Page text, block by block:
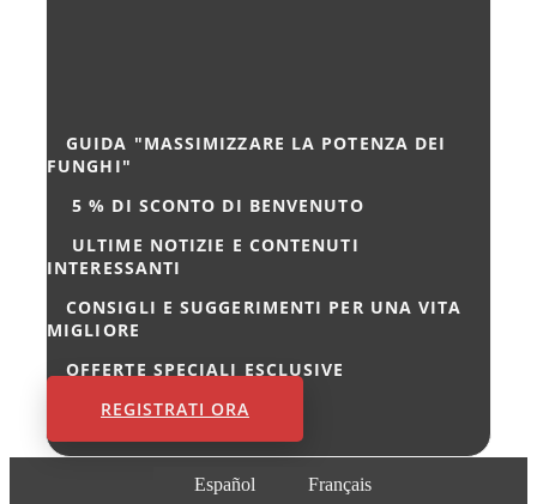
GUIDA "MASSIMIZZARE LA POTENZA DEI
FUNGHI"
5 % DI SCONTO DI BENVENUTO
ULTIME NOTIZIE E CONTENUTI
INTERESSANTI
CONSIGLI E SUGGERIMENTI PER UNA VITA
MIGLIORE
OFFERTE SPECIALI ESCLUSIVE
REGISTRATI ORA
Español Français